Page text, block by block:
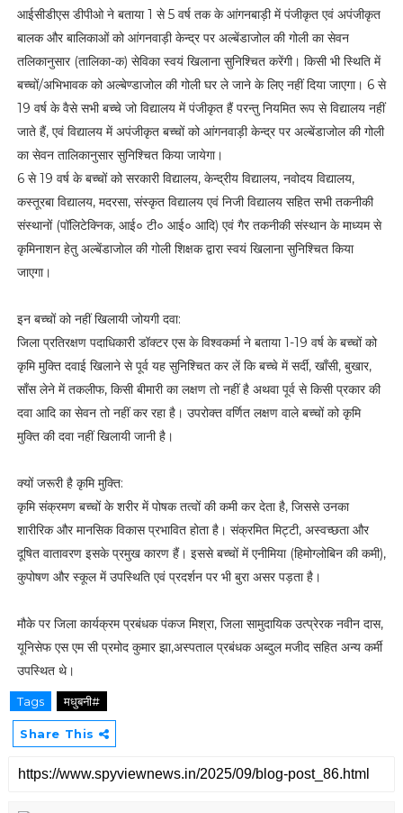
आईसीडीएस डीपीओ ने बताया 1 से 5 वर्ष तक के आंगनबाड़ी में पंजीकृत एवं अपंजीकृत
बालक और बालिकाओं को आंगनवाड़ी केन्द्र पर अल्बेंडाजोल की गोली का सेवन
तलिकानुसार (तालिका-क) सेविका स्वयं खिलाना सुनिश्चित करेंगी। किसी भी स्थिति में
बच्चों/अभिभावक को अल्बेण्डाजोल की गोली घर ले जाने के लिए नहीं दिया जाएगा। 6 से
19 वर्ष के वैसे सभी बच्चे जो विद्यालय में पंजीकृत हैं परन्तु नियमित रूप से विद्यालय नहीं
जाते हैं, एवं विद्यालय में अपंजीकृत बच्चों को आंगनवाड़ी केन्द्र पर अल्बेंडाजोल की गोली
का सेवन तालिकानुसार सुनिश्चित किया जायेगा।
6 से 19 वर्ष के बच्चों को सरकारी विद्यालय, केन्द्रीय विद्यालय, नवोदय विद्यालय,
कस्तूरबा विद्यालय, मदरसा, संस्कृत विद्यालय एवं निजी विद्यालय सहित सभी तकनीकी
संस्थानों (पॉलिटेक्निक, आई० टी० आई० आदि) एवं गैर तकनीकी संस्थान के माध्यम से
कृमिनाशन हेतु अल्बेंडाजोल की गोली शिक्षक द्वारा स्वयं खिलाना सुनिश्चित किया
जाएगा।
इन बच्चों को नहीं खिलायी जोयगी दवा:
जिला प्रतिरक्षण पदाधिकारी डॉक्टर एस के विश्वकर्मा ने बताया 1-19 वर्ष के बच्चों को
कृमि मुक्ति दवाई खिलाने से पूर्व यह सुनिश्चित कर लें कि बच्चे में सर्दी, खाँसी, बुखार,
साँस लेने में तकलीफ, किसी बीमारी का लक्षण तो नहीं है अथवा पूर्व से किसी प्रकार की
दवा आदि का सेवन तो नहीं कर रहा है। उपरोक्त वर्णित लक्षण वाले बच्चों को कृमि
मुक्ति की दवा नहीं खिलायी जानी है।
क्यों जरूरी है कृमि मुक्ति:
कृमि संक्रमण बच्चों के शरीर में पोषक तत्वों की कमी कर देता है, जिससे उनका
शारीरिक और मानसिक विकास प्रभावित होता है। संक्रमित मिट्टी, अस्वच्छता और
दूषित वातावरण इसके प्रमुख कारण हैं। इससे बच्चों में एनीमिया (हिमोग्लोबिन की कमी),
कुपोषण और स्कूल में उपस्थिति एवं प्रदर्शन पर भी बुरा असर पड़ता है।
मौके पर जिला कार्यक्रम प्रबंधक पंकज मिश्रा, जिला सामुदायिक उत्प्रेरक नवीन दास,
यूनिसेफ एस एम सी प्रमोद कुमार झा,अस्पताल प्रबंधक अब्दुल मजीद सहित अन्य कर्मी
उपस्थित थे।
Tags मधुबनी#
Share This